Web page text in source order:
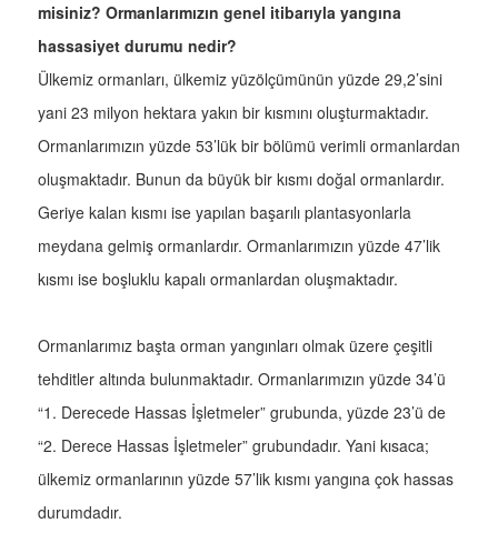
misiniz? Ormanlarımızın genel itibarıyla yangına
hassasiyet durumu nedir?
Ülkemiz ormanları, ülkemiz yüzölçümünün yüzde 29,2’sini
yani 23 milyon hektara yakın bir kısmını oluşturmaktadır.
Ormanlarımızın yüzde 53’lük bir bölümü verimli ormanlardan
oluşmaktadır. Bunun da büyük bir kısmı doğal ormanlardır.
Geriye kalan kısmı ise yapılan başarılı plantasyonlarla
meydana gelmiş ormanlardır. Ormanlarımızın yüzde 47’lik
kısmı ise boşluklu kapalı ormanlardan oluşmaktadır.
Ormanlarımız başta orman yangınları olmak üzere çeşitli
tehditler altında bulunmaktadır. Ormanlarımızın yüzde 34’ü
“1. Derecede Hassas İşletmeler” grubunda, yüzde 23’ü de
“2. Derece Hassas İşletmeler” grubundadır. Yani kısaca;
ülkemiz ormanlarının yüzde 57’lik kısmı yangına çok hassas
durumdadır.